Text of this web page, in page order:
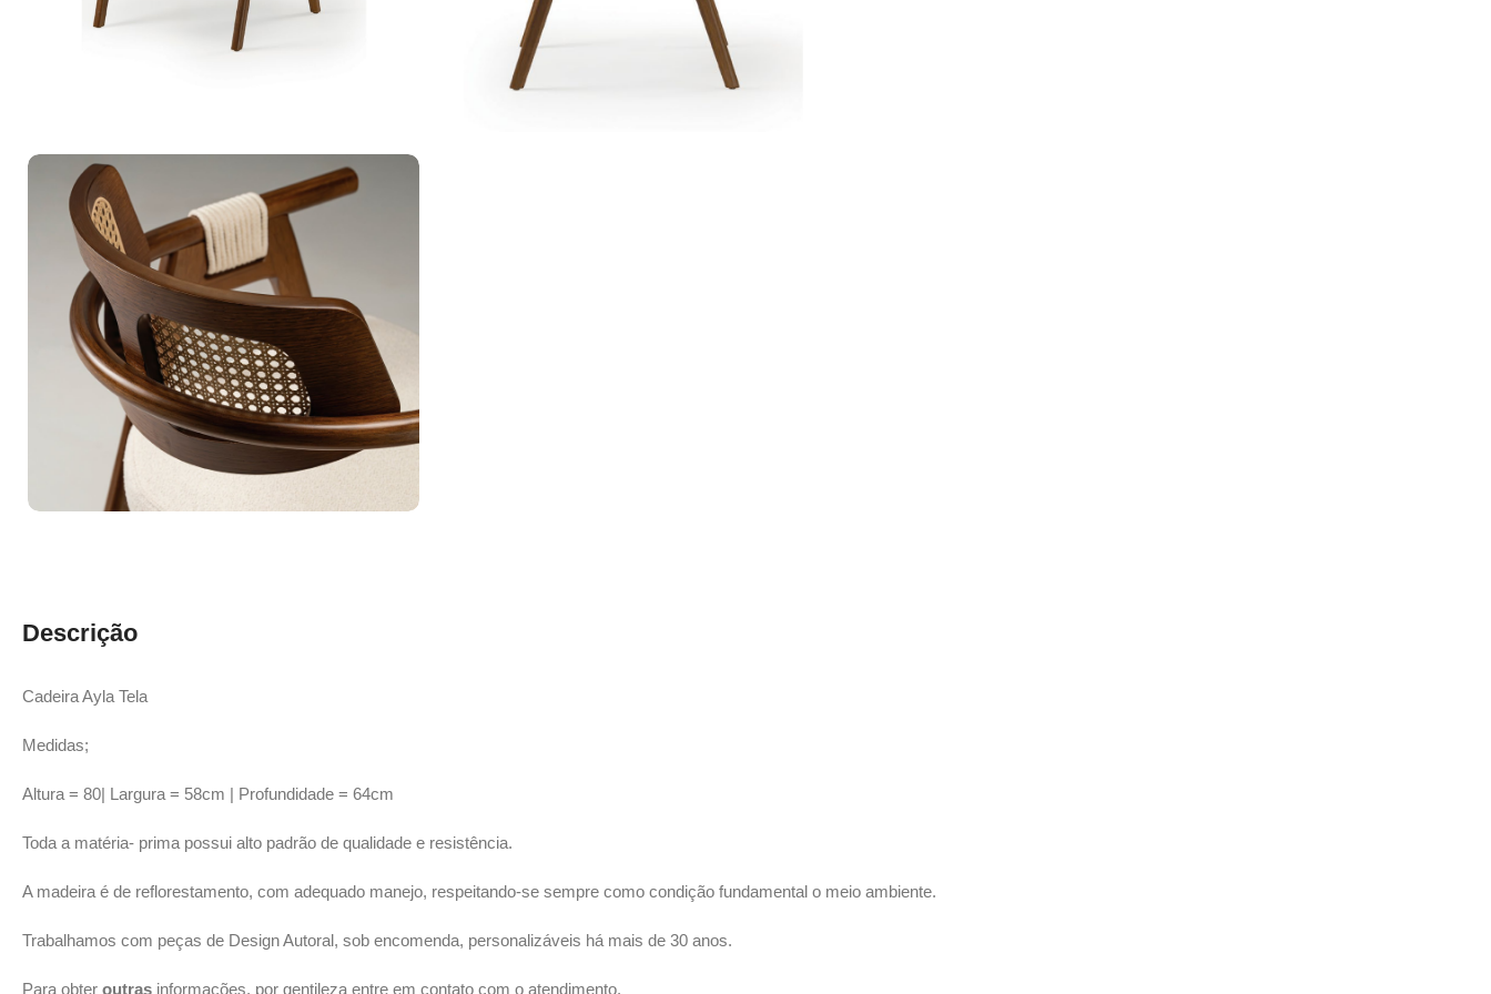
Descrição
Cadeira Ayla Tela
Medidas;
Altura = 80| Largura = 58cm | Profundidade = 64cm
Toda a matéria- prima possui alto padrão de qualidade e resistência.
A madeira é de reflorestamento, com adequado manejo, respeitando-se sempre como condição fundamental o meio ambiente.
Trabalhamos com peças de Design Autoral, sob encomenda, personalizáveis há mais de 30 anos.
Para obter outras informações, por gentileza entre em contato com o atendimento.